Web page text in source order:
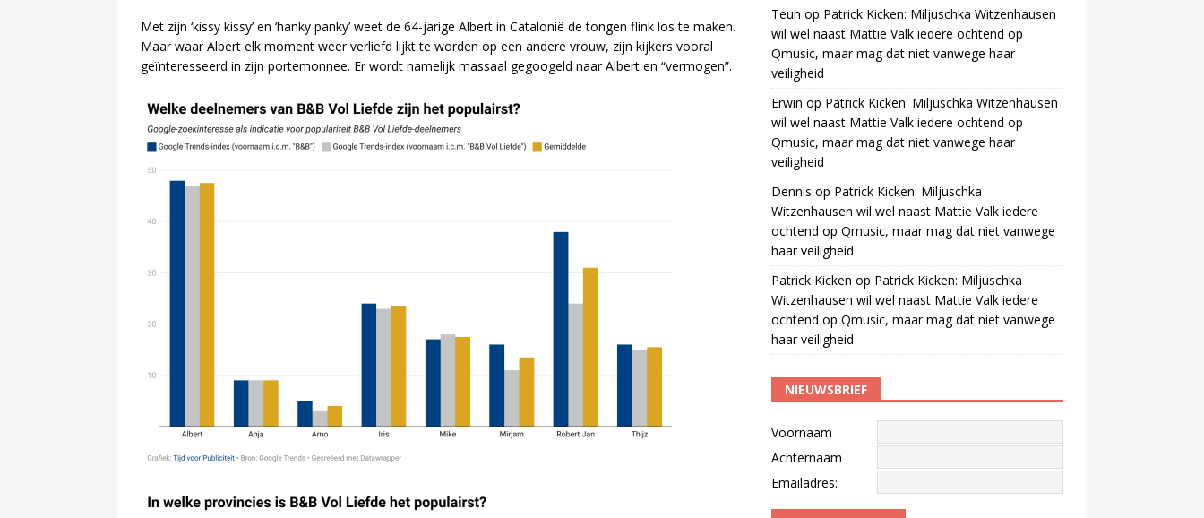
Met zijn ‘kissy kissy’ en ‘hanky panky’ weet de 64-jarige Albert in Catalonië de tongen flink los te maken.
Maar waar Albert elk moment weer verliefd lijkt te worden op een andere vrouw, zijn kijkers vooral
geïnteresseerd in zijn portemonnee. Er wordt namelijk massaal gegoogeld naar Albert en “vermogen”.
Teun op Patrick Kicken: Miljuschka Witzenhausen
wil wel naast Mattie Valk iedere ochtend op
Qmusic, maar mag dat niet vanwege haar
veiligheid
Erwin op Patrick Kicken: Miljuschka Witzenhausen
wil wel naast Mattie Valk iedere ochtend op
Qmusic, maar mag dat niet vanwege haar
veiligheid
Dennis op Patrick Kicken: Miljuschka
Witzenhausen wil wel naast Mattie Valk iedere
ochtend op Qmusic, maar mag dat niet vanwege
haar veiligheid
Patrick Kicken op Patrick Kicken: Miljuschka
Witzenhausen wil wel naast Mattie Valk iedere
ochtend op Qmusic, maar mag dat niet vanwege
haar veiligheid
NIEUWSBRIEF
Voornaam
Achternaam
Emailadres: